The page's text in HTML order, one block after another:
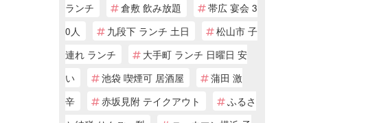
ランチ
倉敷 飲み放題
帯広 宴会 3
0人
九段下 ランチ 土日
松山市 子
連れ ランチ
大手町 ランチ 日曜日 安
い
池袋 喫煙可 居酒屋
蒲田 激
辛
赤坂見附 テイクアウト
ふるさ